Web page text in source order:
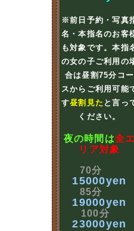
※前日予約・写真
名・本指名のお客
も対象です。本指
の女の子ご利用の
合は昼割75分コー
スからご利用可能
す昼割見た と言っ
ください。
夜の時間は全
リア対象
70分
15000yen
85分
19000yen
100分
23000yen